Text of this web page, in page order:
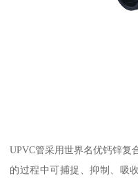
UPVC管采用世界名优钙锌复
的过程中可捕捉、抑制、吸